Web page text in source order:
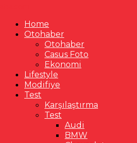
Home
Otohaber
Otohaber
Casus Foto
Ekonomi
Lifestyle
Modifiye
Test
Karşılaştırma
Test
Audi
BMW